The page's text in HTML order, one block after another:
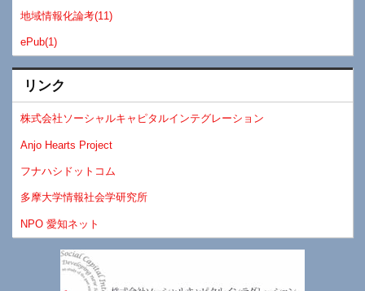
地域情報化論考(11)
ePub(1)
リンク
株式会社ソーシャルキャピタルインテグレーション
Anjo Hearts Project
フナハシドットコム
多摩大学情報社会学研究所
NPO 愛知ネット